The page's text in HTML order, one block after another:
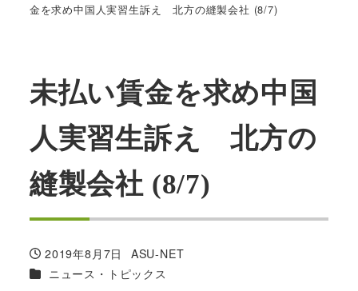
金を求め中国人実習生訴え 北方の縫製会社 (8/7)
未払い賃金を求め中国
人実習生訴え 北方の
縫製会社 (8/7)
投稿日
2019年8月7日
著
者
ASU-NET
カテゴリー
ニュース・トピックス